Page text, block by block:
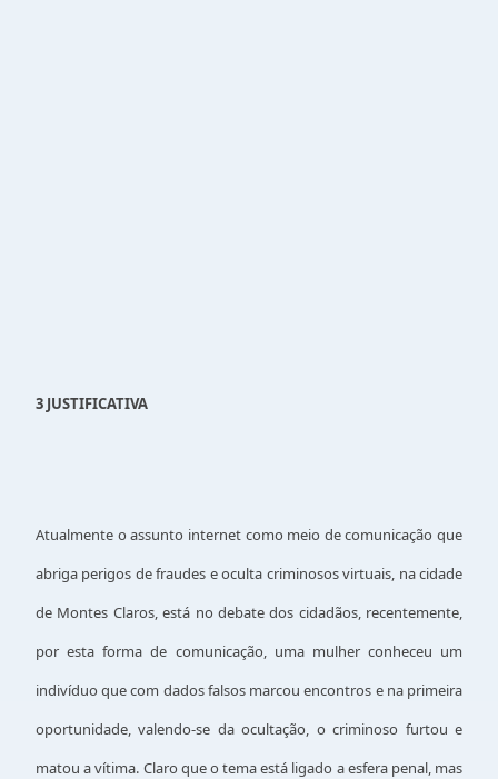
3 JUSTIFICATIVA
Atualmente o assunto internet como meio de comunicação que
abriga perigos de fraudes e oculta criminosos virtuais, na cidade
de Montes Claros, está no debate dos cidadãos, recentemente,
por esta forma de comunicação, uma mulher conheceu um
indivíduo que com dados falsos marcou encontros e na primeira
oportunidade, valendo-se da ocultação, o criminoso furtou e
matou a vítima. Claro que o tema está ligado a esfera penal, mas